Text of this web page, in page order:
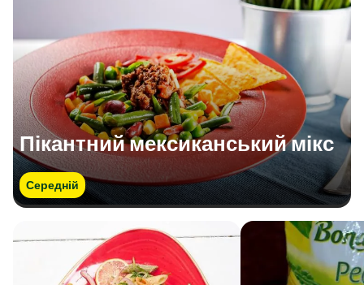
Пікантний мексиканський мікс
Середній